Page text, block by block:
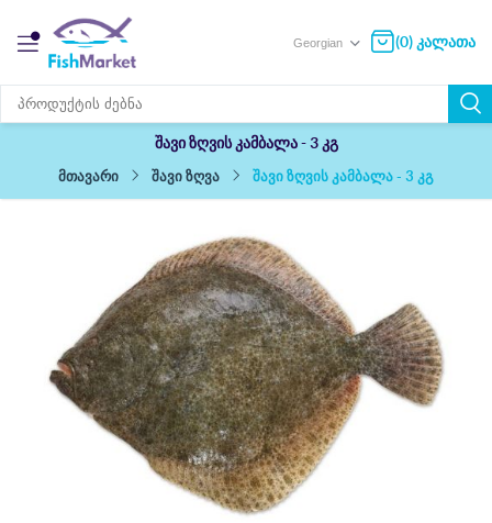
(0) კალათა
შავი ზღვის კამბალა - 3 კგ
მთავარი
შავი ზღვა შავი ზღვის კამბალა - 3 კგ